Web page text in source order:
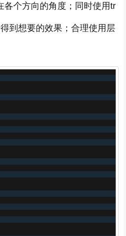
各个方向的角度；同时使用tr
到想要的效果；合理使用层